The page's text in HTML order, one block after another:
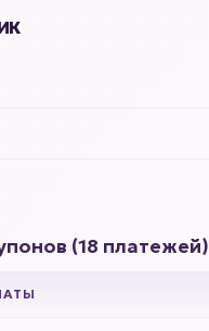
(18 платежей)